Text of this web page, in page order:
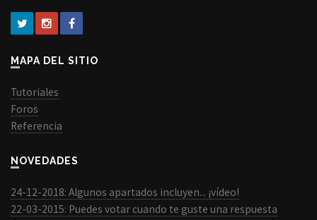
MAPA DEL SITIO
Tutoriales
Foros
Referencia
NOVEDADES
24-12-2018: Algunos apartados incluyen... ¡vídeo!
22-03-2015: Puedes votar cuando te guste una respuesta